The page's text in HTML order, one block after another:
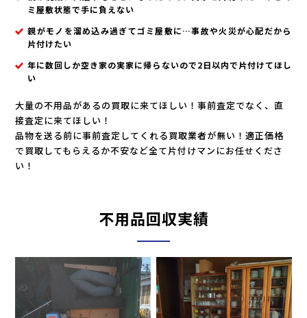
ミ屋敷状態で手に負えない
親がモノを溜め込み過ぎてゴミ屋敷に…事故や火災が心配だから
片付けたい
年に数回しか空き家の実家に帰らないので2日以内で片付けてほし
い
大量の不用品があるの買取に来てほしい！事前査定でなく、直
接査定に来てほしい！
品物を送る前に事前査定してくれる買取業者が無い！適正価格
で買取してもらえるか不安など全て片付けマンにお任せくださ
い！
不用品回収実績